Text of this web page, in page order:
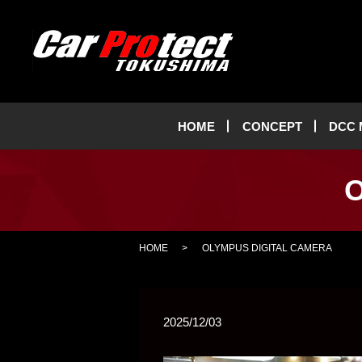
HOME CONCEPT DCC
HOME OLYMPUS DIGITAL CAMERA
2025/12/03